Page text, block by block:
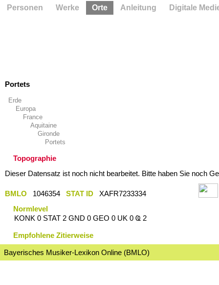
Portets
Erde
Europa
France
Aquitaine
Gironde
Portets
Topographie
Dieser Datensatz ist noch nicht bearbeitet. Bitte haben Sie noch
BMLO 1046354 STAT ID
XAFR7233334
Normlevel
KONK 0 STAT 2 GND 0 GEO 0 UK 0 Ҩ 2
Empfohlene Zitierweise
Bayerisches Musiker-Lexikon Online (BMLO)
Personen Werke Orte Anleitung Digitale